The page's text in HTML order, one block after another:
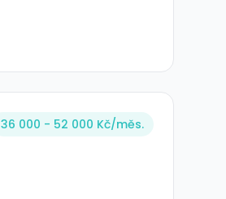
36 000 - 52 000 Kč/měs.